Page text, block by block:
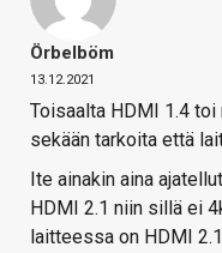
Örbelböm
13.12.2021
Toisaalta HDMI 1.4 toi
sekään tarkoita että
Ite ainakin aina
HDMI 2.1 niin sillä ei
laitteessa on HDMI